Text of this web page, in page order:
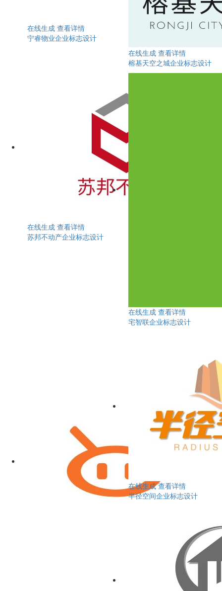
在线生成 查看详情
宁睿物业企业标志设计
在线生成 查看详情
榕基天空之城企业标志设计
在线生成 查看详情
苏邦不动产企业标志设计
在线生成 查看详情
宅智联企业标志设计
在线生成 查看详情
半径空间企业标志设计